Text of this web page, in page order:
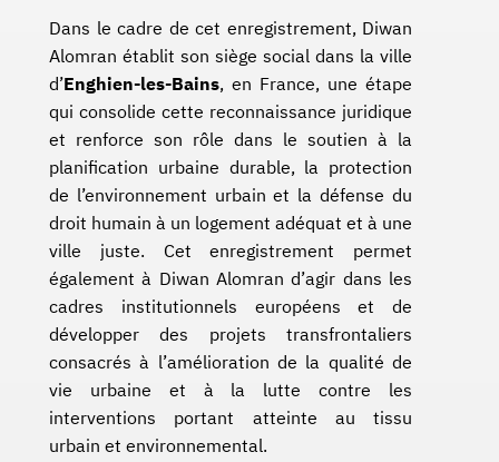
Dans le cadre de cet enregistrement, Diwan
Alomran établit son siège social dans la ville
d’Enghien-les-Bains, en France, une étape
qui consolide cette reconnaissance juridique
et renforce son rôle dans le soutien à la
planification urbaine durable, la protection
de l’environnement urbain et la défense du
droit humain à un logement adéquat et à une
ville juste. Cet enregistrement permet
également à Diwan Alomran d’agir dans les
cadres institutionnels européens et de
développer des projets transfrontaliers
consacrés à l’amélioration de la qualité de
vie urbaine et à la lutte contre les
interventions portant atteinte au tissu
urbain et environnemental.